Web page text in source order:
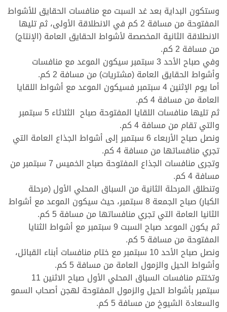
وستكون البداية بعد غد السبت مع منافسات الحقايق للأشواط
المفتوحة من مسافة 2 كم في الانطلاقة الأولى، ثم تليها
الانطلاقة الثانية المخصصة لأشواط الحقايق العامة (الإنتاج)
من مسافة 2 كم.
وفي صباح الأحد 3 سبتمبر سيكون الموعد مع منافسات
وأشواط الحقايق العامة (مشتريات) من مسافة 2 كم.
أما يوم الإثنين 4 سبتمبر فسيكون الموعد مع أشواط اللقايا
العامة من مسافة 4 كم.
ثم تليها منافسات اللقايا المفتوحة صباح الثلاثاء 5 سبتمبر
والتي تقام من مسافة 4 كم.
ونصل صباح الأربعاء 6 سبتمبر إلى أشواط الجذاع العامة التي
تجري منافساتها من مسافة 4 كم.
وتجرى منافسات الجذاع المفتوحة صباح الخميس 7 سبتمبر من
مسافة 4 كم.
وتنطلق المرحلة الثانية من السباق المحلي الأول (مرحلة
الكبار) صباح الجمعة 8 سبتمبر، حيث سيكون الموعد مع أشواط
الثانيا العامة التي تجري منافساتها من مسافة 5 كم.
ثم يكون الموعد صباح السبت 9 سبتمبر مع أشواط الثنايا
المفتوحة من مسافة 5 كم.
ونصل صباح الأحد 10 سبتمبر مع ختام منافسات أبناء القبائل،
وأشواط الحيل والزمول العامة من مسافة 5 كم.
وتختتم منافسات السباق المحلي الأول صباح الاثنين 11
سبتمبر بأشواط الحيل والزمول المفتوحة لهجن أصحاب السمو
والسعادة الشيوخ من مسافة 5 كم.